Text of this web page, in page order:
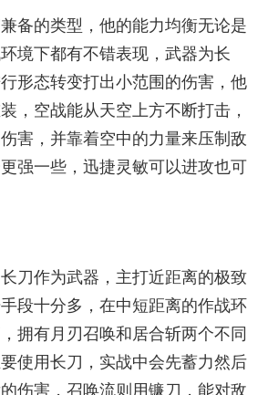
备的类型，他的能力均衡无论是
境下都有不错表现，武器为长
形态转变打出小范围的伤害，他
，空战能从天空上方不断打击，
害，并靠着空中的力量来压制敌
强一些，迅捷灵敏可以进攻也可
刀作为武器，主打近距离的极致
段十分多，在中短距离的作战环
拥有月刃召唤和居合斩两个不同
使用长刀，实战中会先蓄力然后
伤害，召唤流则用镰刀，能对敌